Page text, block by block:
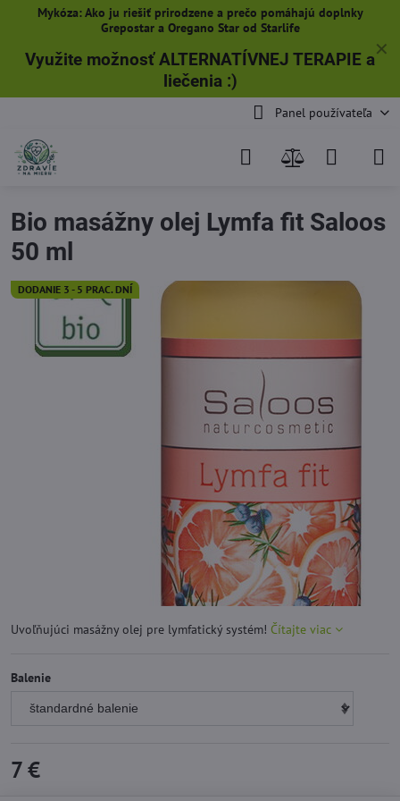
✕
Mykóza: Ako ju riešiť prirodzene a prečo pomáhajú doplnky
Grepostar a Oregano Star od Starlife
Využite možnosť ALTERNATÍVNEJ TERAPIE a
liečenia:)
Panel používateľa
DODANIE 3 - 5 PRAC. DNÍ
Bio masážny olej Lymfa fit Saloos
50 ml
Uvoľňujúci masážny olej pre lymfatický systém! Čítajte viac
Balenie
7 €